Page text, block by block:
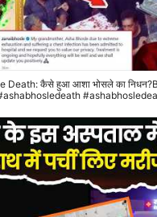
Death: कैसे हुआ आशा भोसले का